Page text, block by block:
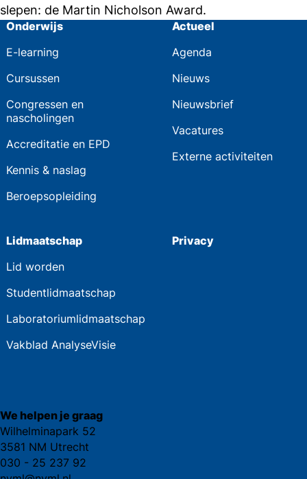
slepen: de Martin Nicholson Award.
Onderwijs
E-learning
Cursussen
Congressen en
nascholingen
Accreditatie en EPD
Kennis & naslag
Beroepsopleiding
Actueel
Agenda
Nieuws
Nieuwsbrief
Vacatures
Externe activiteiten
Lidmaatschap
Lid worden
Studentlidmaatschap
Laboratoriumlidmaatschap
Vakblad AnalyseVisie
Privacy
We helpen je graag
Wilhelminapark 52
3581 NM Utrecht
030 - 25 237 92